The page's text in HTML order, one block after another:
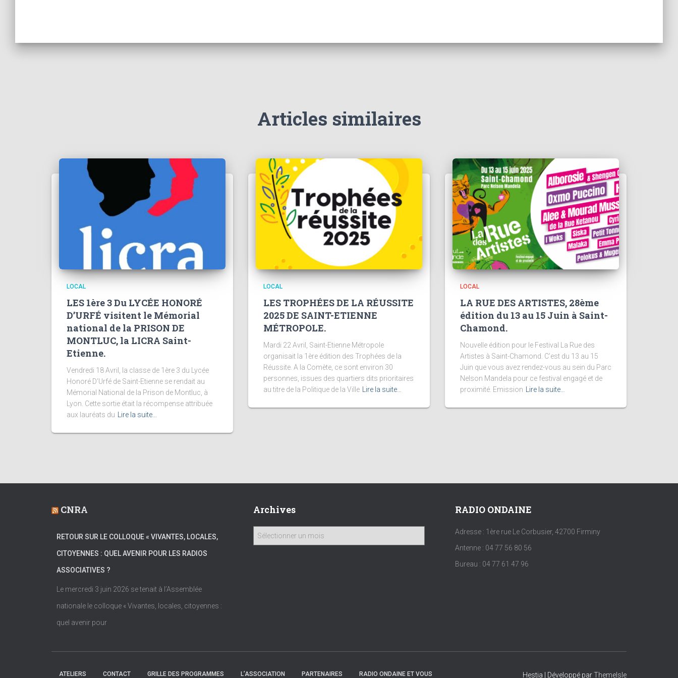
le
Articles similaires
LOCAL
LES 1ère 3 Du LYCÉE HONORÉ
D’URFÉ visitent le Mémorial
national de la PRISON DE
MONTLUC, la LICRA Saint-
Etienne.
Vendredi 18 Avril, la classe de 1ère 3 du Lycée
Honoré D’Urfé de Saint-Etienne se rendait au
Mémorial National de la Prison de Montluc, à
Lyon. Cette sortie était la récompense attribuée
aux lauréats du
Lire la suite…
LOCAL
LES TROPHÉES DE LA RÉUSSITE
2025 DE SAINT-ETIENNE
MÉTROPOLE.
Mardi 22 Avril, Saint-Etienne Métropole
organisait la 1ère édition des Trophées de la
Réussite. A la Comète, ce sont environ 30
personnes, issues des quartiers dits prioritaires
au titre de la Politique de la Ville
Lire la suite…
LOCAL
LA RUE DES ARTISTES, 28ème
édition du 13 au 15 Juin à Saint-
Chamond.
Nouvelle édition pour le Festival La Rue des
Artistes à Saint-Chamond. C’est du 13 au 15
Juin que vous avez rendez-vous au sein du Parc
Nelson Mandela pour ce festival engagé et de
proximité. Emission
Lire la suite…
CNRA
RETOUR SUR LE COLLOQUE « VIVANTES, LOCALES,
CITOYENNES : QUEL AVENIR POUR LES RADIOS
ASSOCIATIVES ?
Le mercredi 3 juin 2026 se tenait à l’Assemblée
nationale le colloque « Vivantes, locales, citoyennes :
quel avenir pour
Archives RADIO ONDAINE
Adresse : 1ère rue Le Corbusier, 42700 Firminy
Antenne : 04 77 56 80 56
Bureau : 04 77 61 47 96
ATELIERS CONTACT GRILLE DES PROGRAMMES L’ASSOCIATION PARTENAIRES RADIO ONDAINE ET VOUS Hestia | Développé parThemeIsle